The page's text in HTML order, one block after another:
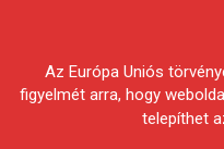
Egyesületek
Az Európa Uniós
figyelmét arra, hogy
telepíthet